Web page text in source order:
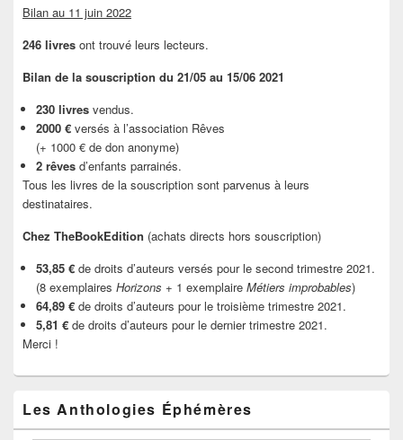
Bilan au 11 juin 2022
246 livres ont trouvé leurs lecteurs.
Bilan de la souscription du 21/05 au 15/06 2021
230 livres vendus.
2000 € versés à l’association Rêves
(+ 1000 € de don anonyme)
2 rêves d’enfants parrainés.
Tous les livres de la souscription sont parvenus à leurs
destinataires.
Chez TheBookEdition (achats directs hors souscription)
53,85 € de droits d’auteurs versés pour le second trimestre 2021.
(8 exemplaires Horizons + 1 exemplaire Métiers improbables)
64,89 € de droits d’auteurs pour le troisième trimestre 2021.
5,81 € de droits d’auteurs pour le dernier trimestre 2021.
Merci !
Les Anthologies Éphémères